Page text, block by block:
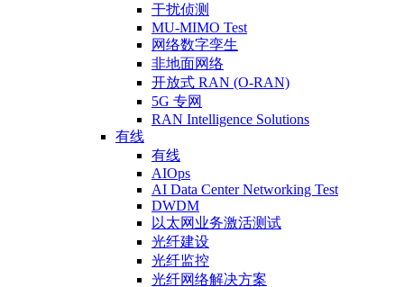
干扰侦测
MU-MIMO Test
网络数字孪生
非地面网络
开放式 RAN (O-RAN)
5G 专网
RAN Intelligence Solutions
有线
有线
AIOps
AI Data Center Networking Test
DWDM
以太网业务激活测试
光纤建设
光纤监控
光纤网络解决方案